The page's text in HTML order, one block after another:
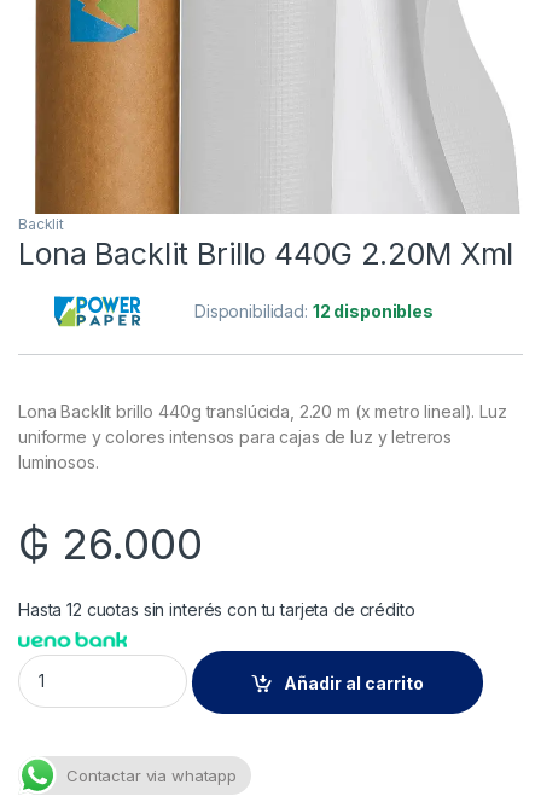
Backlit
Lona Backlit Brillo 440G 2.20M Xml
Disponibilidad: 12 disponibles
Lona Backlit brillo 440g translúcida, 2.20 m (x metro lineal). Luz
uniforme y colores intensos para cajas de luz y letreros
luminosos.
₲ 26.000
Hasta 12 cuotas sin interés con tu tarjeta de crédito
Lona Backlit Brillo 440G 2.20M Xml quantity
Añadir al carrito
Contactar via whatapp